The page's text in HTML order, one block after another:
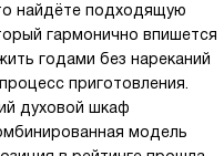
найдёте подходящую
гармонично впишется
годами без нареканий
приготовления.
духовой шкаф
модель